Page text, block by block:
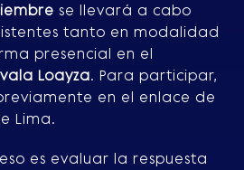
se llevará a cabo
tanto en modalidad
presencial en el
Loayza. Para participar,
en el enlace de
Lima.
es evaluar la respuesta